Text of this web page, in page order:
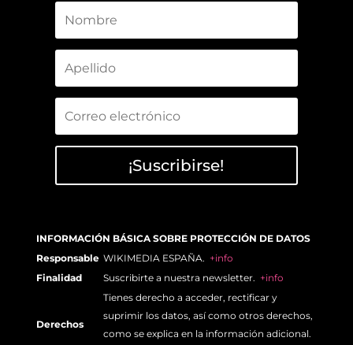
¡Suscribirse!
INFORMACIÓN BÁSICA SOBRE PROTECCIÓN DE DATOS
Responsable WIKIMEDIA ESPAÑA. +info
Finalidad
Suscribirte a nuestra newsletter. +info
Derechos
Tienes derecho a acceder, rectificar y
suprimir los datos, así como otros derechos,
como se explica en la información adicional.